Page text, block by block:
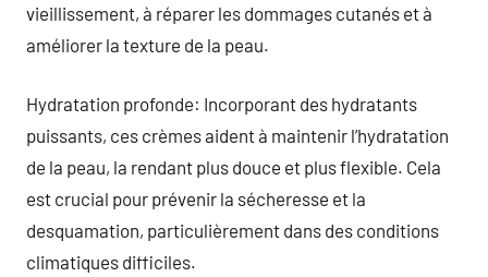
vieillissement, à réparer les dommages cutanés et à
améliorer la texture de la peau.
Hydratation profonde: Incorporant des hydratants
puissants, ces crèmes aident à maintenir l’hydratation
de la peau, la rendant plus douce et plus flexible. Cela
est crucial pour prévenir la sécheresse et la
desquamation, particulièrement dans des conditions
climatiques difficiles.